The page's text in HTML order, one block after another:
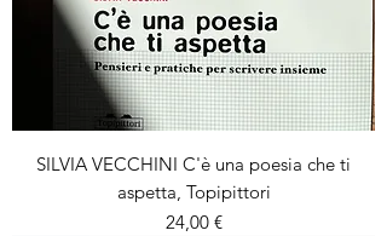
SILVIA VECCHINI C'è una poesia che ti
aspetta, Topipittori
Prezzo
24,00 €